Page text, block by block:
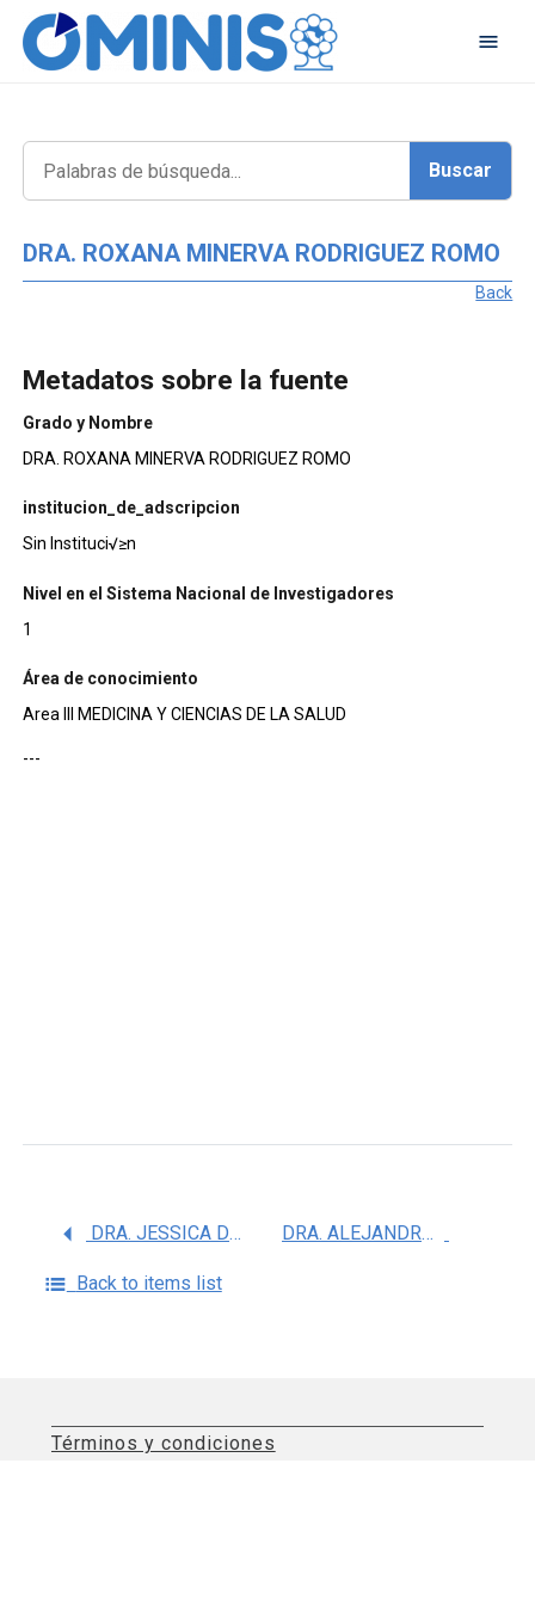
DRA. ROXANA MINERVA RODRIGUEZ ROMO
Back
Metadatos sobre la fuente
Grado y Nombre
DRA. ROXANA MINERVA RODRIGUEZ ROMO
institucion_de_adscripcion
Sin Instituci√≥n
Nivel en el Sistema Nacional de Investigadores
1
Área de conocimiento
Area III MEDICINA Y CIENCIAS DE LA SALUD
---
DRA. JESSICA DANIELA MURILLO VAZQUEZ DRA. ALEJANDRA MEZA RIOS
Back to items list
Términos y condiciones